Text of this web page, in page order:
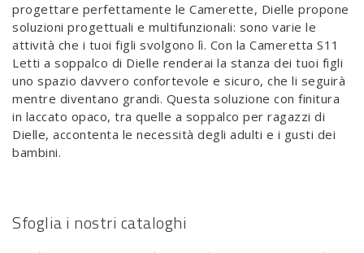
progettare perfettamente le Camerette, Dielle propone
soluzioni progettuali e multifunzionali: sono varie le
attività che i tuoi figli svolgono lì. Con la Cameretta S11
Letti a soppalco di Dielle renderai la stanza dei tuoi figli
uno spazio davvero confortevole e sicuro, che li seguirà
mentre diventano grandi. Questa soluzione con finitura
in laccato opaco, tra quelle a soppalco per ragazzi di
Dielle, accontenta le necessità degli adulti e i gusti dei
bambini.
Sfoglia i nostri cataloghi